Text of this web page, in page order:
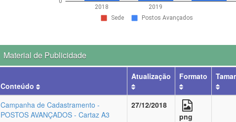
Material de Publicidade
Conteúdo
Atualização Formato
Campanha de Cadastramento -
POSTOS AVANÇADOS - Cartaz A3
27/12/2018
png